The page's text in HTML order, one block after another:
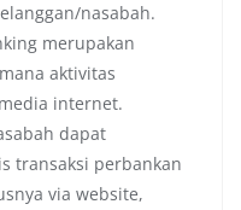
nasabah.
merupakan
aktivitas
internet.
dapat
transaksi perbankan
via website,